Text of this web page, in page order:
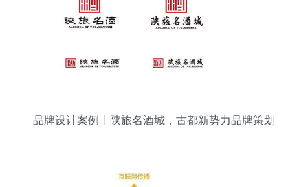
品牌设计案例丨陕旅名酒城，古都新势力品牌策划